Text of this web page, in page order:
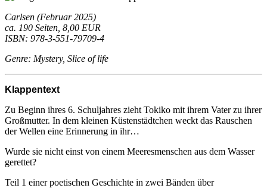
Carlsen (Februar 2025)
ca. 190 Seiten, 8,00 EUR
ISBN: 978-3-551-79709-4
Genre: Mystery, Slice of life
Klappentext
Zu Beginn ihres 6. Schuljahres zieht Tokiko mit ihrem Vater zu ihrer
Großmutter. In dem kleinen Küstenstädtchen weckt das Rauschen
der Wellen eine Erinnerung in ihr…
Wurde sie nicht einst von einem Meeresmenschen aus dem Wasser
gerettet?
Teil 1 einer poetischen Geschichte in zwei Bänden über